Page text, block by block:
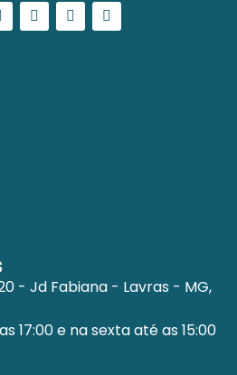
- Jd Fabiana - Lavras - MG,
17:00 e na sexta até as 15:00